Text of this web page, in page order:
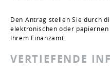
Den Antrag stellen Sie durch
elektronischen oder
Ihrem Finanzamt.
VERTIEFENDE